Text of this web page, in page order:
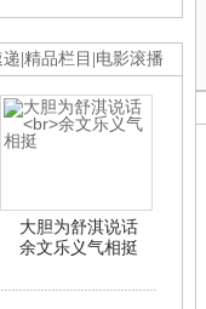
递 精品栏目 电影滚播
大胆为舒淇说话
余文乐义气相挺